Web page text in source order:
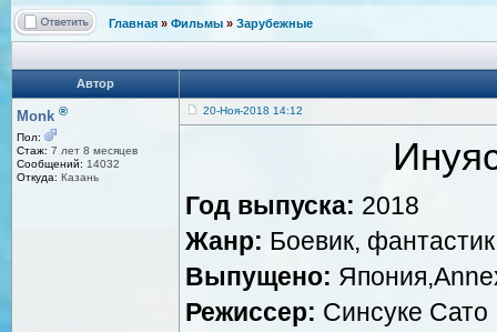
Главная » Фильмы » Зарубежные
Автор
Monk ®
Пол:
Стаж: 7 лет 8 месяцев
Сообщений: 14032
Откуда: Казань
20-Ноя-2018 14:12
Год выпуска: 2018
Жанр: Боевик,
Выпущено:
Режиссер: Синсуке Сато